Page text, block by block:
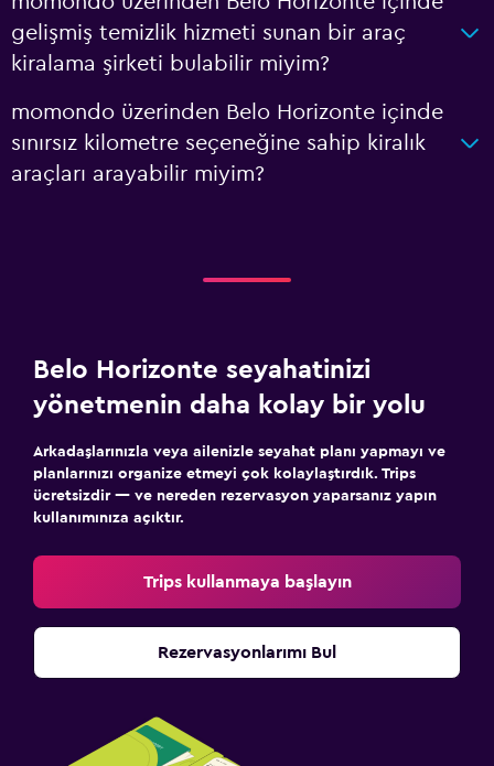
gelişmiş temizlik hizmeti sunan bir araç
kiralama şirketi bulabilir miyim?
momondo üzerinden Belo Horizonte içinde
sınırsız kilometre seçeneğine sahip kiralık
araçları arayabilir miyim?
Belo Horizonte seyahatinizi
yönetmenin daha kolay bir yolu
Arkadaşlarınızla veya ailenizle seyahat planı yapmayı ve
planlarınızı organize etmeyi çok kolaylaştırdık. Trips
ücretsizdir — ve nereden rezervasyon yaparsanız yapın
kullanımınıza açıktır.
Trips kullanmaya başlayın
Rezervasyonlarımı Bul